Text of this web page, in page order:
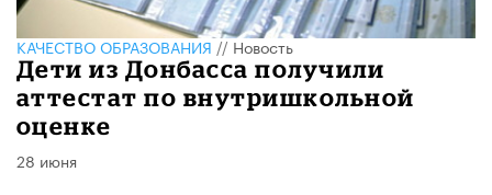
КАЧЕСТВО ОБРАЗОВАНИЯ//Новость
Дети из Донбасса получили
аттестат по внутришкольной
оценке
28 июня